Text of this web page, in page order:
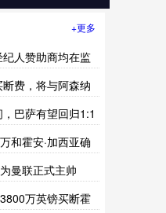
+更多
人赞助商均在监
费，将与阿森纳
巴萨有望回归1:1
和霍安·加西亚确
曼联正式主帅
万英镑买断霍